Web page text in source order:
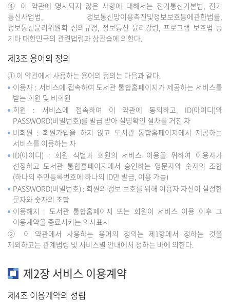
④ 이 약관에 명시되지 않은 사항에 대해서는 전기통신기본법, 전기
통신사업법, 정보통신망이용촉진및정보보호등에관한법률,
정보통신윤리위원회 심의규정, 정보통신 윤리강령, 프로그램 보호법 등
기타 대한민국의 관련법령과 상관습에 의한다.
제3조 용어의 정의
① 이 약관에서 사용하는 용어의 정의는 다음과 같다.
이용자 : 서비스에 접속하여 도서관 통합홈페이지가 제공하는 서비스를
받는 회원 및 비회원
회원 : 서비스에 접속하여 이 약관에 동의하고, ID(아이디)와
PASSWORD(비밀번호)를 발급 받아 실명확인 절차를 거친 자
비회원 : 회원가입을 하지 않고 도서관 통합홈페이지에서 제공하는
서비스를 이용하는 자
ID(아이디) : 회원 식별과 회원의 서비스 이용을 위하여 이용자가
선정하고 도서관 통합홈페이지에서 승인하는 영문자와 숫자의 조합
(하나의 주민등록번호에 하나의 ID만 발급, 이용 가능)
PASSWORD(비밀번호) : 회원의 정보 보호를 위해 이용자 자신이 설정한
문자와 숫자의 조합
이용해지 : 도서관 통합홈페이지 또는 회원이 서비스 이용 이후 그
이용계약을 종료시키는 의사표시
② 이 약관에서 사용하는 용어의 정의는 제1항에서 정하는 것을
제외하고는 관계법령 및 서비스별 안내에서 정하는 바에 의한다.
제2장 서비스 이용계약
제4조 이용계약의 성립